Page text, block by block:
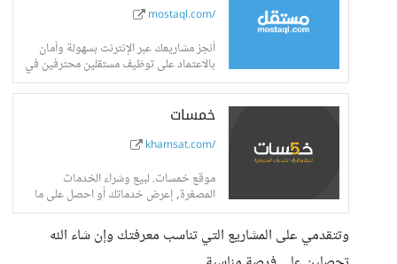
mostaql.com/
أنجز مشاريعك عبر الإنترنت بسهولة وأمان
بالاعتماد على توظيف مستقلين محترفين في
البرمجة، تطوير المواقع والتطبيقات،
التصميم، التسويق، الترجمة وغيرها من
المجالات من خلال مستقل، منصّة العمل الحر
خمسات
khamsat.com/
موقع خمسات. لبيع وشراء الخدمات
المصغرة, إعرض خدماتك أو احصل على ما
تريد بدء من خمسة دولار.
وتتقدمي على المشاريع التي تناسب معرفتك وإن شاء الله